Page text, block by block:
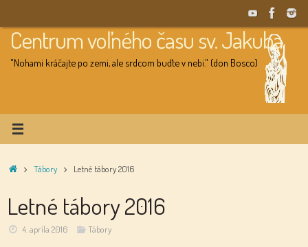
to
content
Centrum voľného času sv. Jakuba
"Nohami kráčajte po zemi, ale srdcom buďte v nebi." (don Bosco)
HomeTábory Letné tábory 2016
Letné tábory 2016
4. apríla 2016 Tábory